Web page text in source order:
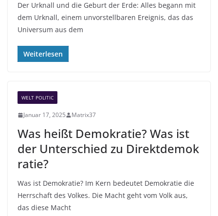
Der Urknall und die Geburt der Erde: Alles begann mit
dem Urknall, einem unvorstellbaren Ereignis, das das
Universum aus dem
Weiterlesen
WELT POLITIC
Januar 17, 2025 Matrix37
Was heißt Demokratie? Was ist
der Unterschied zu Direktdemok
ratie?
Was ist Demokratie? Im Kern bedeutet Demokratie die
Herrschaft des Volkes. Die Macht geht vom Volk aus,
das diese Macht